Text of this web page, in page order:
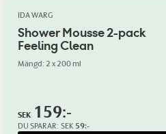
IDA WARG
Shower Mousse 2-pack
Feeling Clean
Mängd: 2 x 200 ml
SEK 159:-
DU SPARAR: SEK 59:-